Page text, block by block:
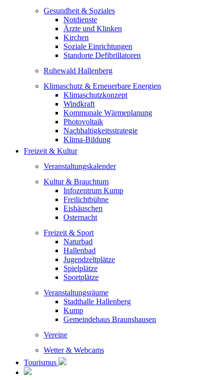
Gesundheit & Soziales
Notdienste
Ärzte und Klinken
Kirchen
Soziale Einrichtungen
Standorte Defibrillatoren
Ruhewald Hallenberg
Klimaschutz & Erneuerbare Energien
Klimaschutzkonzept
Windkraft
Kommunale Wärmeplanung
Photovoltaik
Nachhaltigkeitsstrategie
Klima-Bildung
Freizeit & Kultur
Veranstaltungskalender
Kultur & Brauchtum
Infozentrum Kump
Freilichtbühne
Eishäuschen
Osternacht
Freizeit & Sport
Naturbad
Hallenbad
Jugendzeltplätze
Spielplätze
Sportplätze
Veranstaltungsräume
Stadthalle Hallenberg
Kump
Gemeindehaus Braunshausen
Vereine
Wetter & Webcams
Tourismus